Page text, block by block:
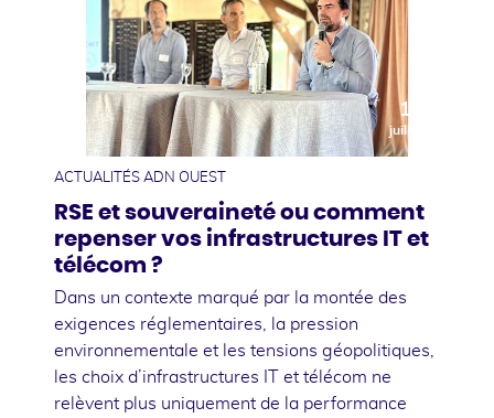
10
juillet
ACTUALITÉS ADN OUEST
RSE et souveraineté ou comment
repenser vos infrastructures IT et
télécom ?
Dans un contexte marqué par la montée des
exigences réglementaires, la pression
environnementale et les tensions géopolitiques,
les choix d’infrastructures IT et télécom ne
relèvent plus uniquement de la performance